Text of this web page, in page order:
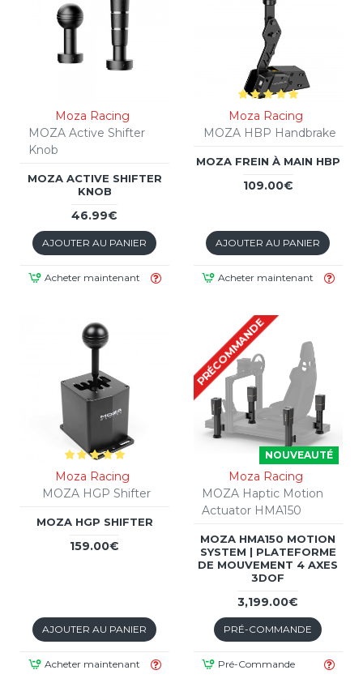
Moza Racing
MOZA Active Shifter
Knob
MOZA ACTIVE SHIFTER
KNOB
46.99€
AJOUTER AU PANIER
Acheter maintenant
Moza Racing
MOZA HBP Handbrake
MOZA FREIN À MAIN HBP
109.00€
AJOUTER AU PANIER
Acheter maintenant
Moza Racing
MOZA HGP Shifter
MOZA HGP SHIFTER
159.00€
AJOUTER AU PANIER
Acheter maintenant
NOUVEAUTÉ
PRÉCOMMANDE
Moza Racing
MOZA Haptic Motion
Actuator HMA150
MOZA HMA150 MOTION
SYSTEM | PLATEFORME
DE MOUVEMENT 4 AXES
3DOF
3,199.00€
PRÉ-COMMANDE
Pré-Commande